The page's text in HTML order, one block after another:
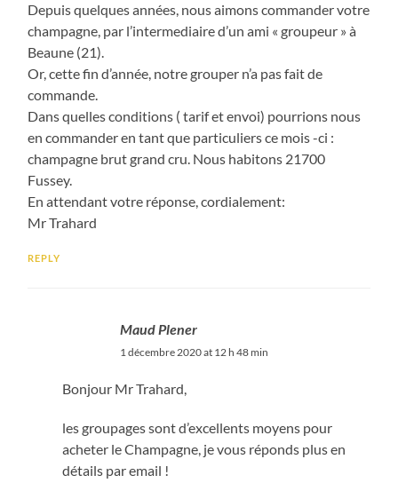
Depuis quelques années, nous aimons commander votre
champagne, par l’intermediaire d’un ami « groupeur » à
Beaune (21).
Or, cette fin d’année, notre grouper n’a pas fait de
commande.
Dans quelles conditions ( tarif et envoi) pourrions nous
en commander en tant que particuliers ce mois -ci :
champagne brut grand cru. Nous habitons 21700
Fussey.
En attendant votre réponse, cordialement:
Mr Trahard
REPLY
Maud Plener
1 décembre 2020 at 12 h 48 min
Bonjour Mr Trahard,
les groupages sont d’excellents moyens pour
acheter le Champagne, je vous réponds plus en
détails par email !